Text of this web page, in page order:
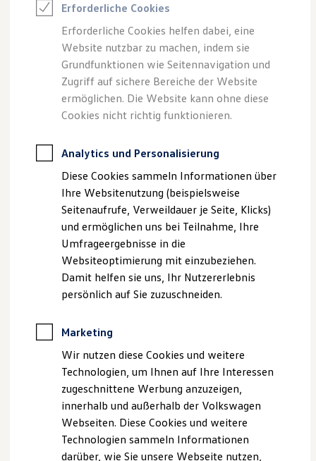
Elektroauto Leasing
Kleinwagen-Leasing
Leasing ohne Anzahlung
Finanzierung
Autokredit mit Schlussrate
Versicherungen und Garantien
Kfz-Versicherung
Restschuldversicherungen
Garantien
Professional Class bei Volkswagen
Behörden
Direktkunden
Sonderfahrzeuge
Anpfiff zum Gewinn
Elektromobilität
Elektroautos
ID. Tutorials
Elektrofahrzeugkonzepte
ID. EVERY1
Reichweite
Rekuperation
Laden unterwegs
Laden Zuhause
Ladestationen finden
Ladezeitensimulator
Batterie
Sicherheit
Nachhaltigkeit
Technologie
Nutzungsbedingungen
Datenschutzerklärungen
Cookie-Richtlinie
Lizenzhinweise Dritter
Produktsicherheitsinformationen
Vertrag Widerrufen
Disclaimer von Volkswagen AG
Die in dieser Darstellung gezeigten Fahrzeuge und
Ausstattungen können in einzelnen Details vom aktuellen
deutschen Lieferprogramm abweichen. Abgebildet sind
teilweise Sonderausstattungen der Fahrzeuge gegen
Mehrpreis.
Bitte beachten Sie auch unseren Konfigurator für eine
Die angegebenen Verbrauchs- und Emissionswerte beziehen
sich nicht auf ein einzelnes Fahrzeug und sind nicht Bestandteil
des Angebots, sondern dienen allein Vergleichszwecken
zwischen den verschiedenen Fahrzeugtypen.
Zusatzausstattungen und Zubehör (Anbauteile, Reifenformat
usw.) können relevante Fahrzeugparameter, wiez. B.
Rollwiderstand und Aerodynamik verändern und neben
Witterungs- und Verkehrsbedingungen sowie dem
individuellen Fahrverhalten den Kraftstoffverbrauch, den
Erforderliche Cookies
Erforderliche Cookies helfen dabei, eine
Website nutzbar zu machen, indem sie
Grundfunktionen wie Seitennavigation und
Zugriff auf sichere Bereiche der Website
ermöglichen. Die Website kann ohne diese
Cookies nicht richtig funktionieren.
Analytics und Personalisierung
Diese Cookies sammeln Informationen über
Ihre Websitenutzung (beispielsweise
Seitenaufrufe, Verweildauer je Seite, Klicks)
und ermöglichen uns bei Teilnahme, Ihre
Umfrageergebnisse in die
Websiteoptimierung mit einzubeziehen.
Damit helfen sie uns, Ihr Nutzererlebnis
persönlich auf Sie zuzuschneiden.
Marketing
Wir nutzen diese Cookies und weitere
Technologien, um Ihnen auf Ihre Interessen
zugeschnittene Werbung anzuzeigen,
innerhalb und außerhalb der Volkswagen
Webseiten. Diese Cookies und weitere
Technologien sammeln Informationen
darüber, wie Sie unsere Webseite nutzen,